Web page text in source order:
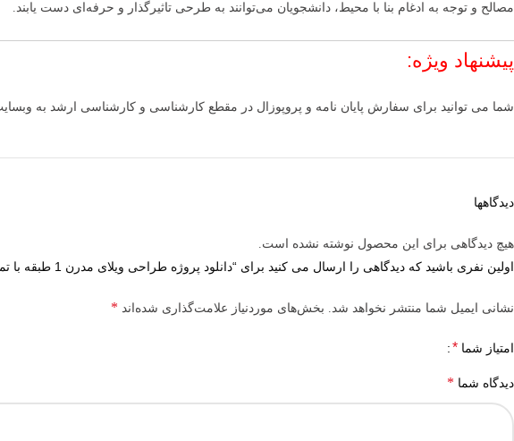
مصالح و توجه به ادغام بنا با محیط، دانشجویان می‌توانند به طرحی تاثیرگذار و حرفه‌ای دست یابند.
پیشنهاد ویژه:
شما می توانید برای سفارش پایان نامه و پروپوزال در مقطع کارشناسی و کارشناسی ارشد به
دیدگاهها
هیچ دیدگاهی برای این محصول نوشته نشده است.
اولین نفری باشید که دیدگاهی را ارسال می کنید برای “دانلود پروژه طراحی ویلای مدرن 1 طبقه با تمامی مدارک”
نشانی ایمیل شما منتشر نخواهد شد. بخش‌های موردنیاز علامت‌گذاری شده‌اند *
امتیاز شما *
دیدگاه شما *